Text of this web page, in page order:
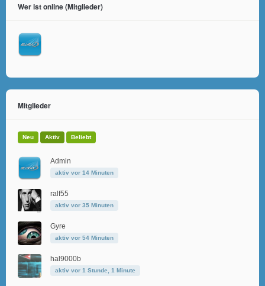
Wer ist online (Mitglieder)
Mitglieder
Neu Aktiv Beliebt
Admin
aktiv vor 14 Minuten
ralf55
aktiv vor 35 Minuten
Gyre
aktiv vor 54 Minuten
hal9000b
aktiv vor 1 Stunde, 1 Minute